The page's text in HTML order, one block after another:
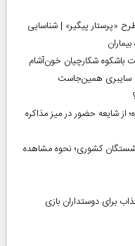
طرح «پرستار پیگیر» | شناسایی
سایبری همین‌جاست
شایعه حضور در میز مذاکره
تومانی بازنشستگان کشوری؛ نحوه مشاهده